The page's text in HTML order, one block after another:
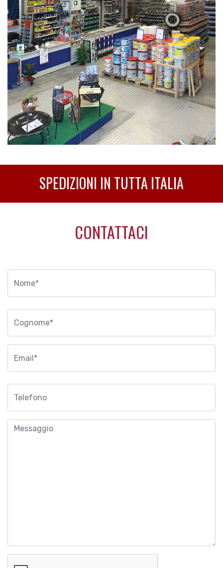
SPEDIZIONI IN TUTTA ITALIA
CONTATTACI